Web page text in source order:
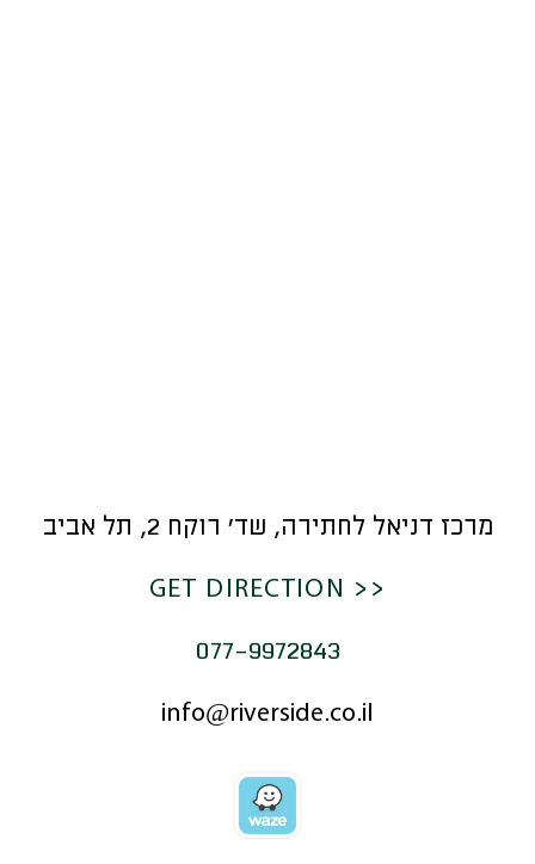
מרכז דניאל לחתירה, שד’ רוקח 2, תל אביב
<< GET DIRECTION
077-9972843
info@riverside.co.il